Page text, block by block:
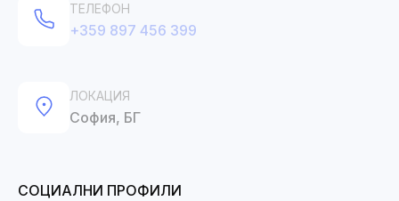
ТЕЛЕФОН
+359 897 456 399
ЛОКАЦИЯ
София, БГ
СОЦИАЛНИ ПРОФИЛИ